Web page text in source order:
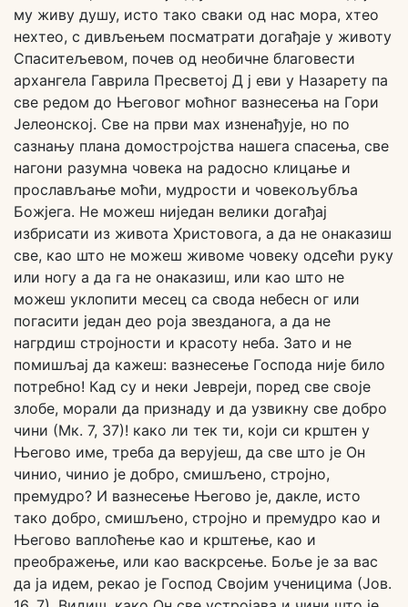
му живу душу, исто тако сваки од нас мора, хтео
нехтео, с дивљењем посматрати догађаје у животу
Спаситељевом, почев од необичне благовести
архангела Гаврила Пресветој Д ј еви у Назарету па
све редом до Његовог моћног вазнесења на Гори
Јелеонској. Све на први мах изненађује, но по
сазнању плана домостројства нашега спасења, све
нагони разумна човека на радосно клицање и
прослављање моћи, мудрости и човекољубља
Божјега. Не можеш ниједан велики догађај
избрисати из живота Христовога, а да не онаказиш
све, као што не можеш живоме човеку одсећи руку
или ногу а да га не онаказиш, или као што не
можеш уклопити месец са свода небесн ог или
погасити један део роја звезданога, а да не
нагрдиш стројности и красоту неба. Зато и не
помишљај да кажеш: вазнесење Господа није било
потребно! Кад су и неки Јевреји, поред све своје
злобе, морали да признаду и да узвикну све добро
чини (Мк. 7, 37)! како ли тек ти, који си крштен у
Његово име, треба да верујеш, да све што је Он
чинио, чинио је добро, смишљено, стројно,
премудро? И вазнесење Његово је, дакле, исто
тако добро, смишљено, стројно и премудро као и
Његово ваплоћење као и крштење, као и
преображење, или као васкрсење. Боље је за вас
да ја идем, рекао је Господ Својим ученицима (Јов.